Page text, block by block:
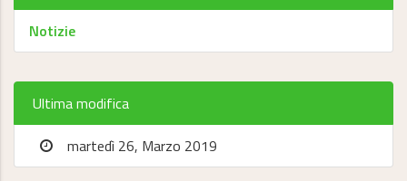
Notizie
Ultima modifica
martedì 26, Marzo 2019